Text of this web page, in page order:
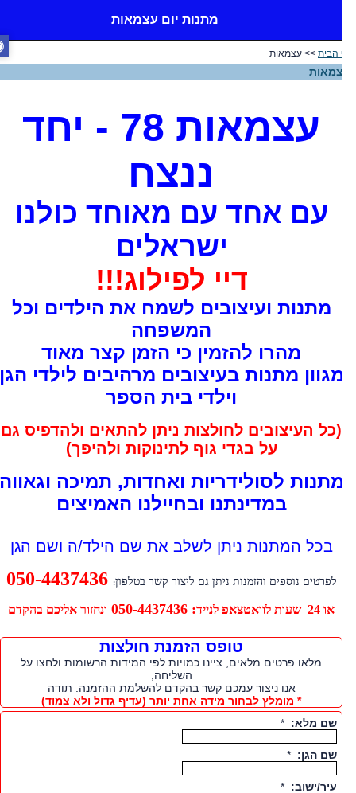
מתנות יום עצמאות
הבית>> עצמאות
עצמאות 78 - יחד
ננצח
עם אחד עם מאוחד כולנו
ישראלים
דיי לפילוג!!!
מתנות ועיצובים לשמח את הילדים וכל
המשפחה
מהרו להזמין כי הזמן קצר מאוד
מתנות בעיצובים מרהיבים לילדי הגן
וילדי בית הספר
(כל העיצובים לחולצות ניתן להתאים ולהדפיס גם
על בגדי גוף לתינוקות ולהיפך)
לסולידריות ואחדות, תמיכה וגאווה
במדינתנו ובחיילנו האמיצים
בכל המתנות ניתן לשלב את שם הילד/ה ושם הגן
לפרטים נוספים והזמנות ניתן גם ליצור קשר בטלפון:
050-4437436
או 24 שעות לוואטצאפ לנייד : 050-4437436 ונחזור אליכם בהקדם
טופס הזמנת חולצות
מלאו פרטים מלאים, ציינו כמויות לפי המידות הרשומות ולחצו על
השליחה,
אנו ניצור עמכם קשר בהקדם להשלמת ההזמנה. תודה
* מומלץ לבחור מידה אחת יותר (עדיף גדול ולא צמוד)